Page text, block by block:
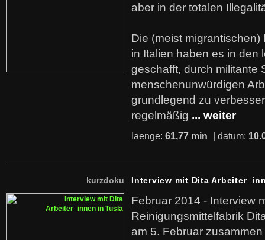
aber in der totalen
Die (meist
in Italien haben es in den
geschafft, durch militante
menschenunwürdigen
grundlegend zu
regelmäßig ... weiter
laenge: 61,77 min | datum:
kurzdoku Interview mit Dita
Februar 2014 - Interview
Reinigungsmittelfabrik
am 5. Februar